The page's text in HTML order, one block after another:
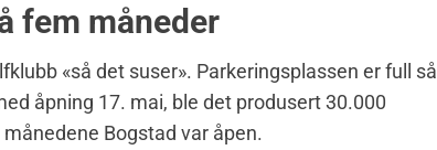
fem måneder
«så det suser». Parkeringsplassen er full så
åpning 17. mai, ble det produsert 30.000
Bogstad var åpen.